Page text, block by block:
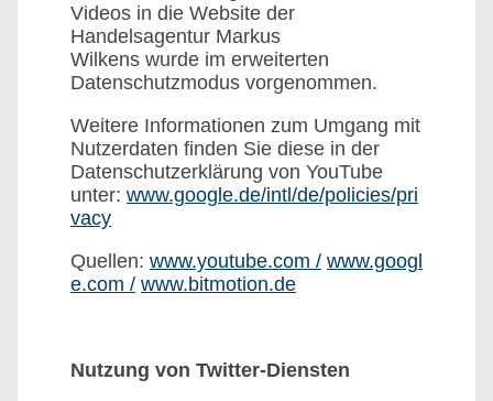
Videos in die Website der
Handelsagentur Markus
Wilkens wurde im erweiterten
Datenschutzmodus vorgenommen.
Weitere Informationen zum Umgang mit
Nutzerdaten finden Sie diese in der
Datenschutzerklärung von YouTube
unter: www.google.de/intl/de/policies/pri
vacy
Quellen: www.youtube.com / www.googl
e.com / www.bitmotion.de
Nutzung von Twitter-Diensten